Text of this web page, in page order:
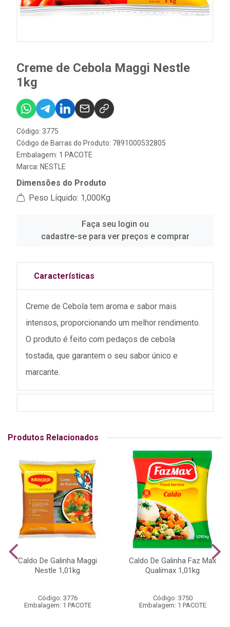
Creme de Cebola Maggi Nestle
1kg
Código: 3775
Código de Barras do Produto: 7891000532805
Embalagem: 1 PACOTE
Marca: NESTLE
Dimensões do Produto
Peso Líquido: 1,000Kg
Faça seu login ou
cadastre-se para ver preços e comprar
Características
Creme de Cebola tem aroma e sabor mais
intensos, proporcionando um melhor rendimento.
O produto é feito com pedaços de cebola
tostada, que garantem o seu sabor único e
marcante.
Produtos Relacionados
Caldo De Galinha Maggi
Nestle 1,01kg
Código: 3776
Embalagem: 1 PACOTE
Caldo De Galinha Faz Max
Qualimax 1,01kg
Código: 3750
Embalagem: 1 PACOTE